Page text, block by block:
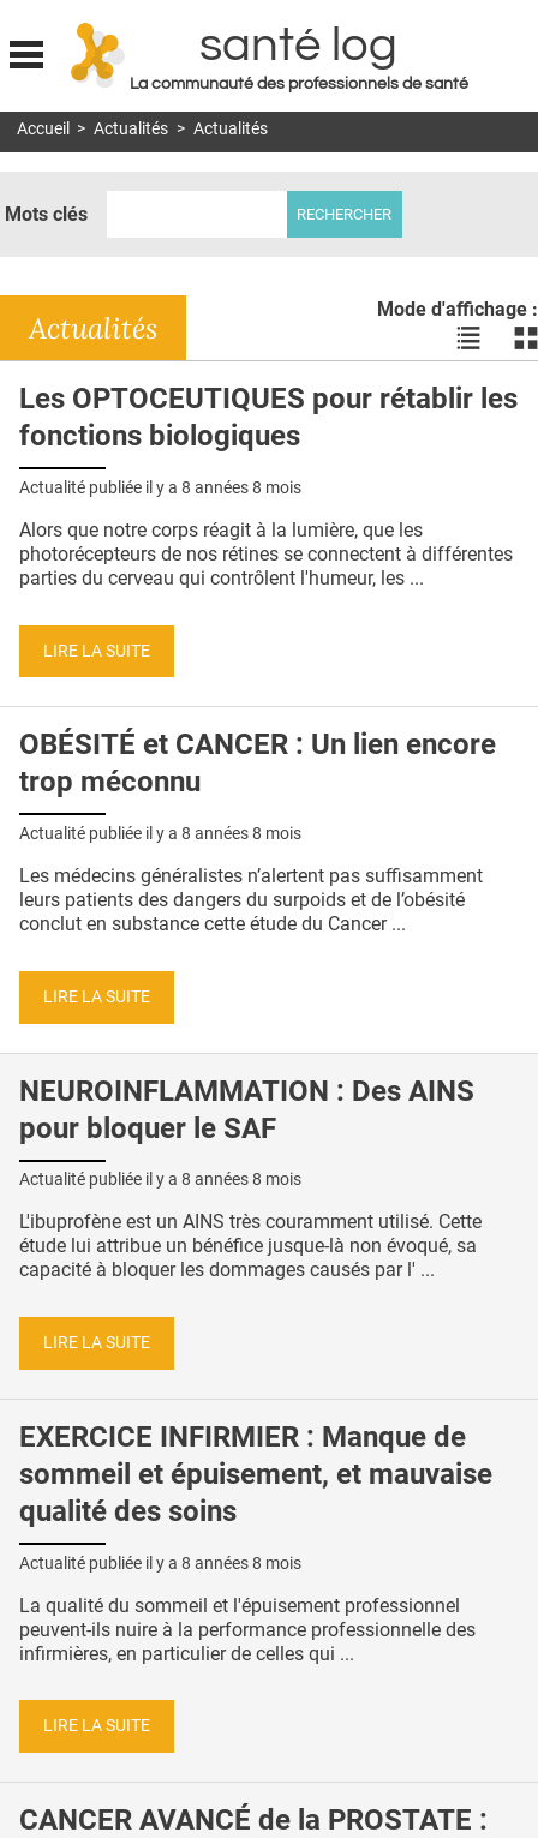
Jump to navigation
santé log
La communauté des professionnels de santé
MON COMPTE
DOSSIERS
RÉSEAUX
E-REVUE SAD
QUI SOMMES-NOUS ?
CONDITIONS GÉNÉRALES
CRÉDITS
Accueil > Actualités > Actualités
Mots clés
Mode d'affichage :
Voir
les
en
les
en
Actualités
Les OPTOCEUTIQUES pour rétablir les
fonctions biologiques
Actualité publiée il y a 8 années 8 mois
Alors que notre corps réagit à la lumière, que les
photorécepteurs de nos rétines se connectent à différentes
parties du cerveau qui contrôlent l'humeur, les ...
LIRE LA SUITE
OBÉSITÉ et CANCER : Un lien encore
trop méconnu
Actualité publiée il y a 8 années 8 mois
Les médecins généralistes n’alertent pas suffisamment
leurs patients des dangers du surpoids et de l’obésité
conclut en substance cette étude du Cancer ...
LIRE LA SUITE
NEUROINFLAMMATION : Des AINS
pour bloquer le SAF
Actualité publiée il y a 8 années 8 mois
L'ibuprofène est un AINS très couramment utilisé. Cette
étude lui attribue un bénéfice jusque-là non évoqué, sa
capacité à bloquer les dommages causés par l' ...
LIRE LA SUITE
EXERCICE INFIRMIER : Manque de
sommeil et épuisement, et mauvaise
qualité des soins
Actualité publiée il y a 8 années 8 mois
La qualité du sommeil et l'épuisement professionnel
peuvent-ils nuire à la performance professionnelle des
infirmières, en particulier de celles qui ...
LIRE LA SUITE
CANCER AVANCÉ de la PROSTATE :